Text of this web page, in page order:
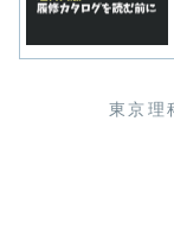
東京理